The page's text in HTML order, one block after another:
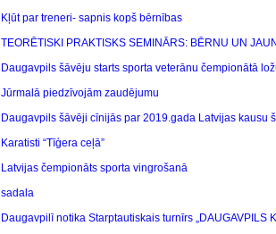
Kļūt par treneri- sapnis kopš bērnības
TEORĒTISKI PRAKTISKS SEMINĀRS: BĒRNU UN
Daugavpils šāvēju starts sporta veterānu čempionātā
Jūrmalā piedzīvojām zaudējumu
Daugavpils šāvēji cīnijās par 2019.gada Latvijas kausu
Karatisti “Tīģera ceļā”
Latvijas čempionāts sporta vingrošanā
sadala
Daugavpilī notika Starptautiskais turnīrs „DAUGAVPILS